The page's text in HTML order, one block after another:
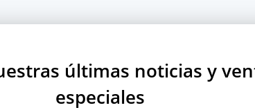
últimas noticias y
especiales